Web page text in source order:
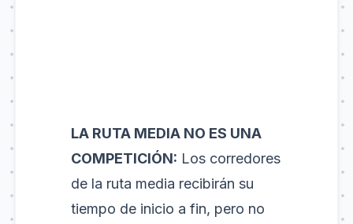
LA RUTA MEDIA NO ES UNA
COMPETICIÓN: Los corredores
de la ruta media recibirán su
tiempo de inicio a fin, pero no